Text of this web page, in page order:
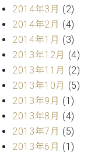
ア
ー
テ
ィ
ト
カ
ス
タ
マ
ー
2014年3月 (2)
2014年2月 (4)
2014年1月 (3)
2013年12月 (4)
2013年11月 (2)
2013年10月 (5)
2013年9月 (1)
2013年8月 (4)
2013年7月 (5)
2013年6月 (1)